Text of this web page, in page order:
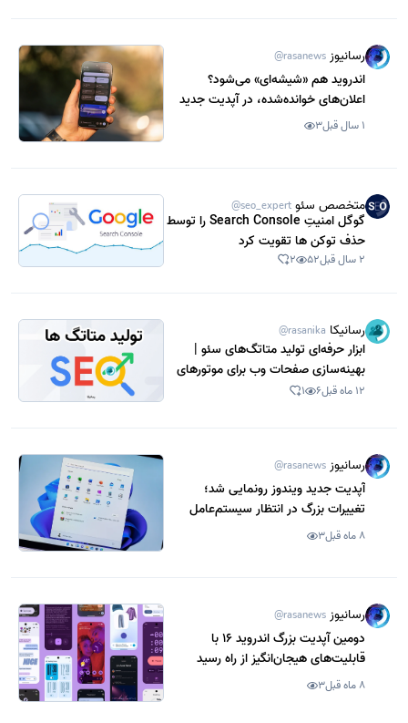
رسانیوز @rasanews
اندروید هم «شیشه‌ای» می‌شود؟
اعلان‌های خوانده‌شده، در آپدیت جدید
شفاف شدند1 سال قبل 3
متخصص سئو @seo_expert
گوگل امنیتِ Search Console را توسط
حذف توکن ها تقویت کرد
2 سال قبل 52
2
رسانیکا @rasanika
ابزار حرفه‌ای تولید متاتگ‌های سئو |
بهینه‌سازی صفحات وب برای موتورهای
جستجو
12 ماه قبل 6
1
رسانیوز @rasanews
آپدیت جدید ویندوز رونمایی شد؛
تغییرات بزرگ در انتظار سیستم‌عامل
محبوب8 ماه قبل 3
رسانیوز @rasanews
دومین آپدیت بزرگ اندروید 16 با
قابلیت‌های هیجان‌انگیز از راه رسید
8 ماه قبل 3